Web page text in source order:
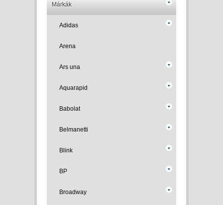
Márkák
Adidas
Arena
Ars una
Aquarapid
Babolat
Belmanetti
Blink
BP
Broadway